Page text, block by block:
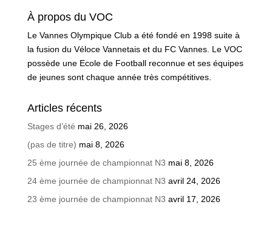
À propos du VOC
Le Vannes Olympique Club a été fondé en 1998 suite à
la fusion du Véloce Vannetais et du FC Vannes. Le VOC
possède une Ecole de Football reconnue et ses équipes
de jeunes sont chaque année très compétitives.
Articles récents
Stages d’été mai 26, 2026
(pas de titre) mai 8, 2026
25 ème journée de championnat N3 mai 8, 2026
24 ème journée de championnat N3 avril 24, 2026
23 ème journée de championnat N3 avril 17, 2026